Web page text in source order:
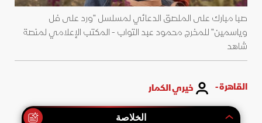
صبا مبارك على الملصق الدعائي لمسلسل "ورد على فل
وياسمين" للمخرج محمود عبد التواب - المكتب الإعلامي لمنصة
شاهد
القاهرة - خيري الكمار
الخلاصة